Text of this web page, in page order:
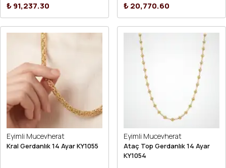
₺ 91,237.30 ₺ 20,770.60
Eyimli Mucevherat
Kral Gerdanlık 14 Ayar KY1055
Eyimli Mucevherat
Ataç Top Gerdanlık 14 Ayar
KY1054